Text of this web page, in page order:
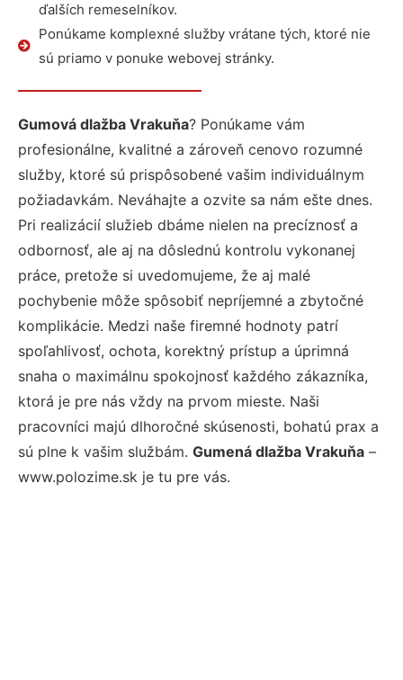
ďalších remeselníkov.
Ponúkame komplexné služby vrátane tých, ktoré nie
sú priamo v ponuke webovej stránky.
Gumová dlažba Vrakuňa? Ponúkame vám
profesionálne, kvalitné a zároveň cenovo rozumné
služby, ktoré sú prispôsobené vašim individuálnym
požiadavkám. Neváhajte a ozvite sa nám ešte dnes.
Pri realizácií služieb dbáme nielen na precíznosť a
odbornosť, ale aj na dôslednú kontrolu vykonanej
práce, pretože si uvedomujeme, že aj malé
pochybenie môže spôsobiť nepríjemné a zbytočné
komplikácie. Medzi naše firemné hodnoty patrí
spoľahlivosť, ochota, korektný prístup a úprimná
snaha o maximálnu spokojnosť každého zákazníka,
ktorá je pre nás vždy na prvom mieste. Naši
pracovníci majú dlhoročné skúsenosti, bohatú prax a
sú plne k vašim službám. Gumená dlažba Vrakuňa –
www.polozime.sk je tu pre vás.